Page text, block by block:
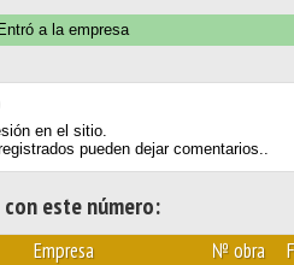
a la empresa
en el sitio.
pueden dejar comentarios..
este número:
Empresa № obra